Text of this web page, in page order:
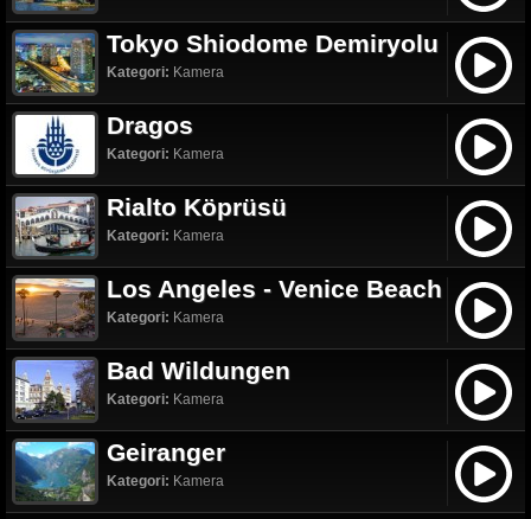
Tokyo Shiodome Demiryolu
Kategori: Kamera
Dragos
Kategori: Kamera
Rialto Köprüsü
Kategori: Kamera
Los Angeles - Venice Beach
Kategori: Kamera
Bad Wildungen
Kategori: Kamera
Geiranger
Kategori: Kamera